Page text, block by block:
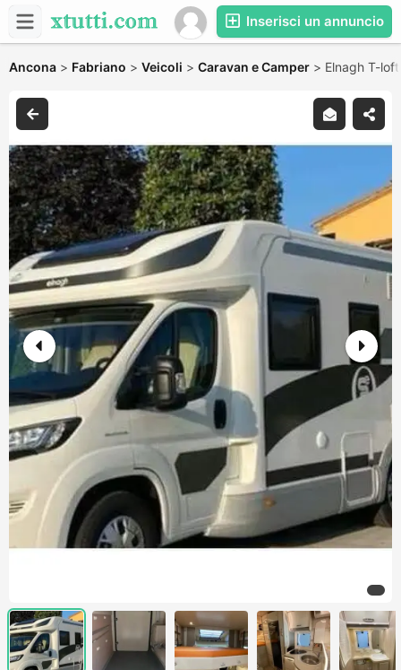
Inserisci un annuncio
Ancona > Fabriano > Veicoli > Caravan e Camper > Elnagh T-